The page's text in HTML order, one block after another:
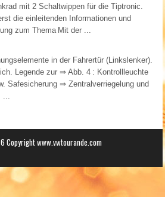
mit 2 Schaltwippen für die Tiptronic.
die einleitenden Informationen und
zum Thema Mit der ...
in der Fahrertür (Linkslenker).
Legende zur ⇒ Abb. 4 : Kontrollleuchte
Safesicherung ⇒ Zentralverriegelung und
...
www.vwtourande.com